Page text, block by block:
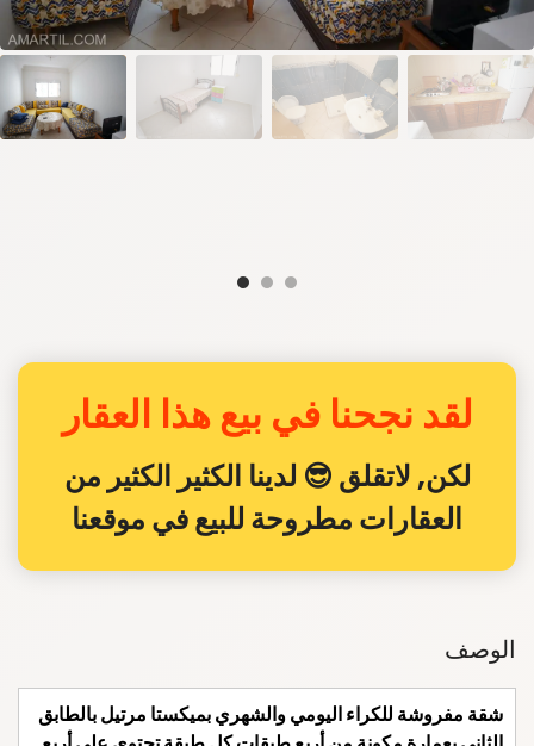
لقد نجحنا في بيع هذا العقار
لكن, لاتقلق 😎 لدينا الكثير الكثير من
العقارات مطروحة للبيع في موقعنا
الوصف
شقة مفروشة للكراء اليومي والشهري بميكستا مرتيل بالطابق